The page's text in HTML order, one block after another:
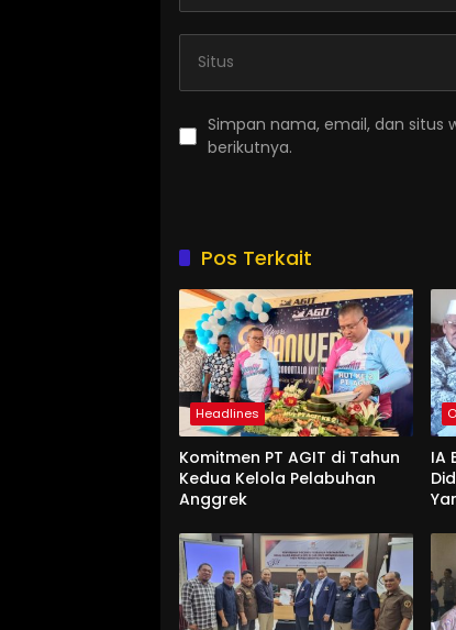
Simpan nama, email, dan situs
berikutnya.
Pos Terkait
Headlines
Komitmen PT AGIT di Tahun
Kedua Kelola Pelabuhan
Anggrek
IA